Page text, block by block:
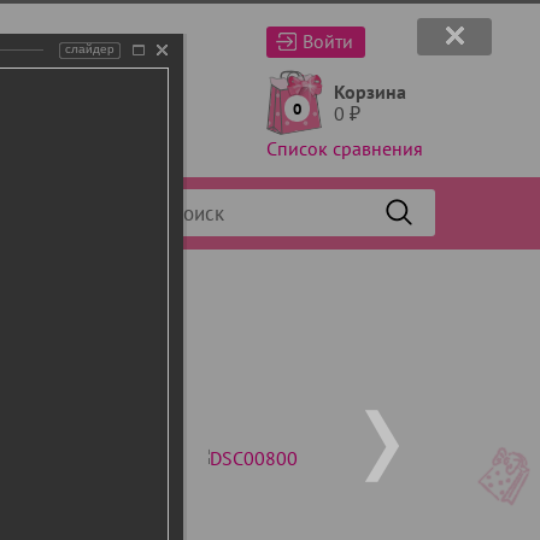
Войти
0
Корзина
0 ₽
Список сравнения
слайдер